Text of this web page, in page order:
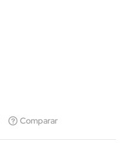
Comparar